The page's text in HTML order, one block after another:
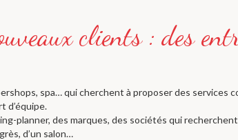
spa… qui cherchent à proposer des services
d’équipe.
planner, des marques, des sociétés qui
d’un salon…